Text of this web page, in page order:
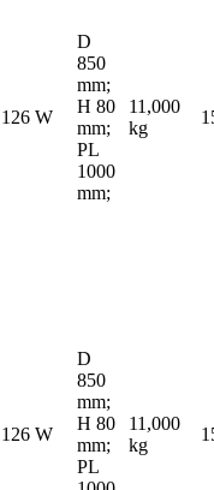
126 W
D
850
mm;
H 80
mm;
PL
1000
mm;
11,000
kg
126 W
D
850
mm;
H 80
mm;
PL
11,000
kg